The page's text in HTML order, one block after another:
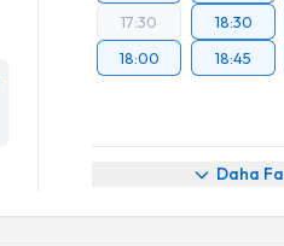
17:30
18:00
18:30
18:45
Daha
Randevu Takvimi Talebi